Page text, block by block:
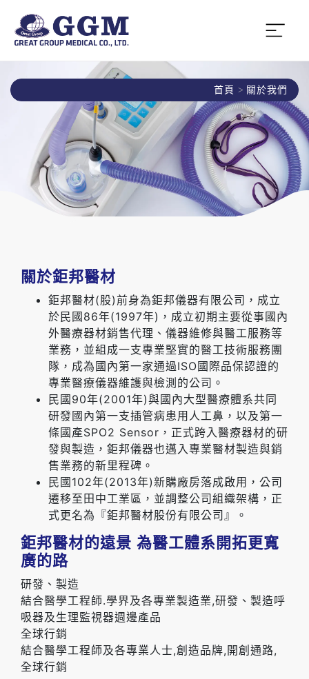
首頁 關於我們
關於鉅邦醫材
鉅邦醫材(股)前身為鉅邦儀器有限公司，成立
於民國86年(1997年)，成立初期主要從事國內
外醫療器材銷售代理、儀器維修與醫工服務等
業務，並組成一支專業堅實的醫工技術服務團
隊，成為國內第一家通過ISO國際品保認證的
專業醫療儀器維護與檢測的公司。
民國90年(2001年)與國內大型醫療體系共同
研發國內第一支插管病患用人工鼻，以及第一
條國產SPO2 Sensor，正式跨入醫療器材的研
發與製造，鉅邦儀器也邁入專業醫材製造與銷
售業務的新里程碑。
民國102年(2013年)新購廠房落成啟用，公司
遷移至田中工業區，並調整公司組織架構，正
式更名為『鉅邦醫材股份有限公司』。
鉅邦醫材的遠景 為醫工體系開拓更寬
廣的路
研發、製造
結合醫學工程師.學界及各專業製造業,研發、製造呼
吸器及生理監視器週邊產品
全球行銷
結合醫學工程師及各專業人士,創造品牌,開創通路,
全球行銷